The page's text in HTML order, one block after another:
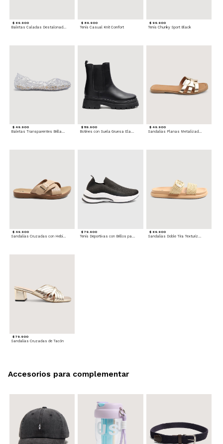
$ 69.900 $ 89.900
Tenis Casual Knit Comfort
$ 99.900
Tenis Chunky Sport Black
$ 49.900
Baletas Transparentes Brillantes
$ 119.900
Botines con Suela Gruesa Elastizada
$ 49.900
Sandalias Planas Metalizadas
$ 49.900
Sandalias Cruzadas con Hebilla
$ 79.900
Tenis Deportivas con Brillos para mujer
$ 69.900
Sandalias Doble Tira Texturizada
$ 79.900
Sandalias Cruzadas de Tacón
Accesorios para complementar